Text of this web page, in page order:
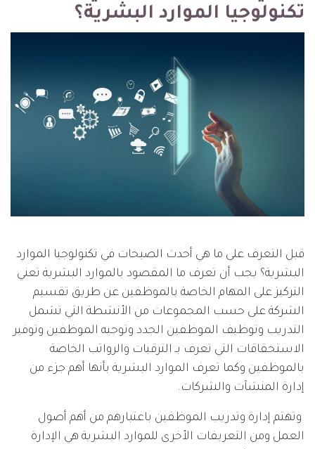
تكنولوجيا الموارد البشرية؟
قبل التعرف على ما هي أحدث الصيحات في تكنولوجيا الموارد
البشرية؟ يجب أن تعرف ما المقصود بالموارد البشرية تعني
التركيز على المهام الخاصة بالموظفين عن طريق تقسيم
الشركة على حسب المجموعات من الأنشطة التي تشمل
التدريب وتوظيف الموظفين الجدد وتوجيه الموظفين وتوفير
الاستحقاقات التي تعرف بـ الترقيات والرواتب الخاصة
بالموظفين وكما تعرف الموارد البشرية بأنها أهم جزء من
إدارة المنشآت والشركات.
وتهتم إدارة وتدريب الموظفين باعتبارهم من أهم أصول
العمل ومن التعريفات الأخرى للموارد البشرية هي الإدارة